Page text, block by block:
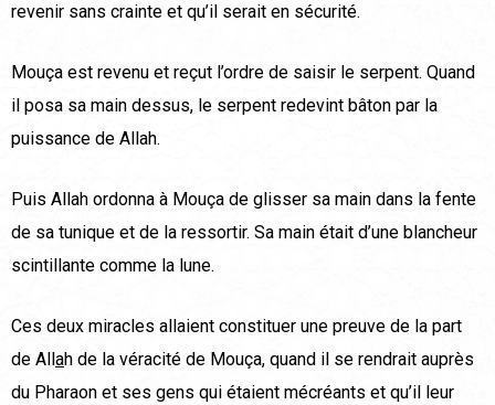
revenir sans crainte et qu’il serait en sécurité.
Mouça est revenu et reçut l’ordre de saisir le serpent. Quand
il posa sa main dessus, le serpent redevint bâton par la
puissance de Allah.
Puis Allah ordonna à Mouça de glisser sa main dans la fente
de sa tunique et de la ressortir. Sa main était d’une blancheur
scintillante comme la lune.
Ces deux miracles allaient constituer une preuve de la part
de Allah de la véracité de Mouça, quand il se rendrait auprès
du Pharaon et ses gens qui étaient mécréants et qu’il leur